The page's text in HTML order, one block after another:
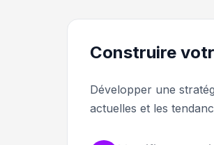
Construire
Développer une
actuelles et les